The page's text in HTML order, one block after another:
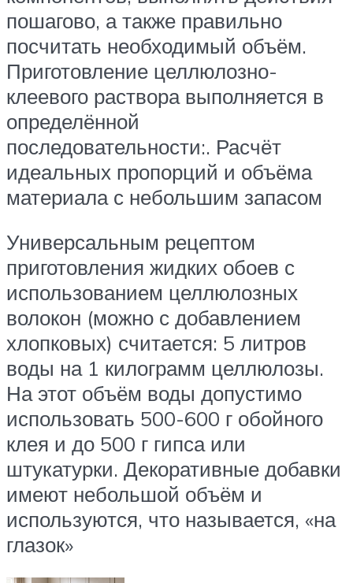
пошагово, а также правильно
посчитать необходимый объём.
Приготовление целлюлозно-
клеевого раствора выполняется в
определённой
последовательности:. Расчёт
идеальных пропорций и объёма
материала с небольшим запасом
Универсальным рецептом
приготовления жидких обоев с
использованием целлюлозных
волокон (можно с добавлением
хлопковых) считается: 5 литров
воды на 1 килограмм целлюлозы.
На этот объём воды допустимо
использовать 500-600 г обойного
клея и до 500 г гипса или
штукатурки. Декоративные добавки
имеют небольшой объём и
используются, что называется, «на
глазок»